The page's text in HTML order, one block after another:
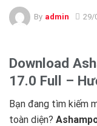
By admin 29/
Download
17.0 Full –
Bạn đang tìm kiếm
toàn diện?